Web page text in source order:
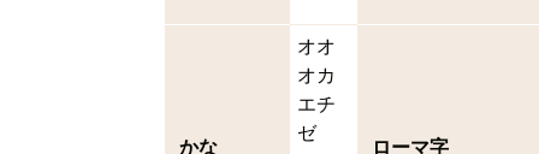
かな
オオ
オカ
エチ
ゼ
ローマ字